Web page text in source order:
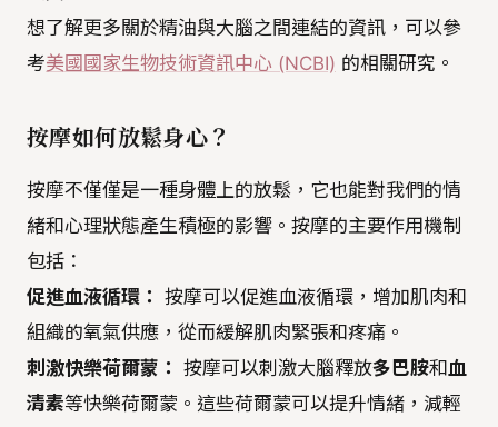
想了解更多關於精油與大腦之間連結的資訊，可以參
考美國國家生物技術資訊中心 (NCBI) 的相關研究。
按摩如何放鬆身心？
按摩不僅僅是一種身體上的放鬆，它也能對我們的情
緒和心理狀態產生積極的影響。按摩的主要作用機制
包括：
促進血液循環： 按摩可以促進血液循環，增加肌肉和
組織的氧氣供應，從而緩解肌肉緊張和疼痛。
刺激快樂荷爾蒙： 按摩可以刺激大腦釋放多巴胺和血
清素等快樂荷爾蒙。這些荷爾蒙可以提升情緒，減輕